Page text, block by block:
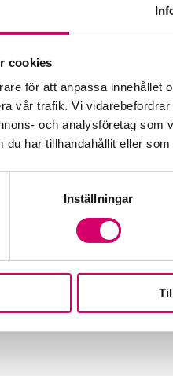
cookies
för att anpassa innehållet
vår trafik. Vi
och analysföretag
du har tillhandahållit eller
Inställningar